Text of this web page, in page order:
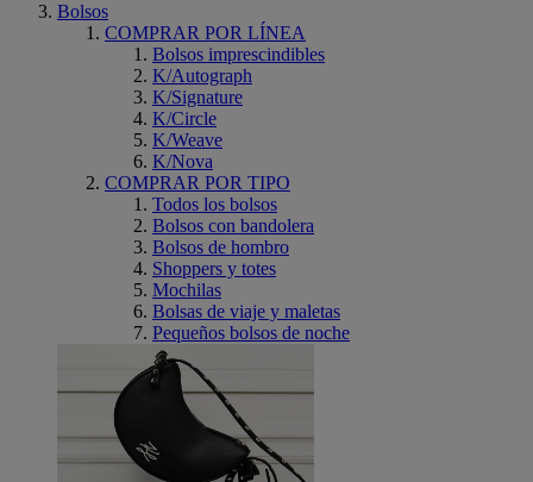
Bolsos
COMPRAR POR LÍNEA
Bolsos imprescindibles
K/Autograph
K/Signature
K/Circle
K/Weave
K/Nova
COMPRAR POR TIPO
Todos los bolsos
Bolsos con bandolera
Bolsos de hombro
Shoppers y totes
Mochilas
Bolsas de viaje y maletas
Pequeños bolsos de noche